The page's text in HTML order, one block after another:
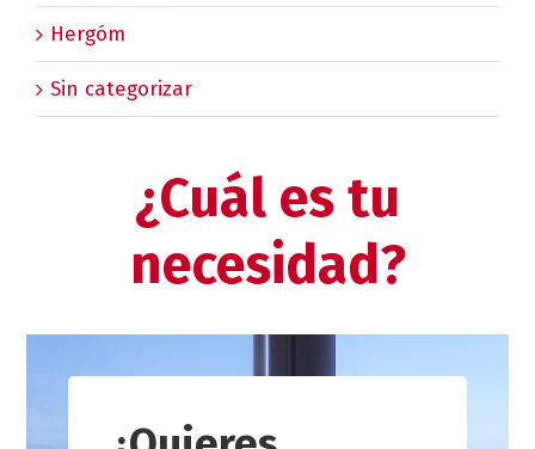
Hergóm
Sin categorizar
¿Cuál es tu
necesidad?